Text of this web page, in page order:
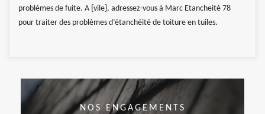
problèmes de fuite. A {vile}, adressez-vous à Marc Etancheité 78
pour traiter des problèmes d’étanchéité de toiture en tuiles.
NOS ENGAGEMENTS